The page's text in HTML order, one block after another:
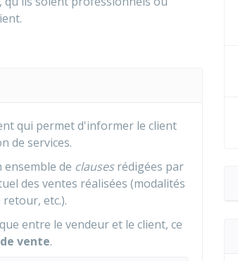
qui permet d'informer le client
de services.
de clausesrédigées par
des ventes réalisées (modalités
etc.).
entre le vendeur et le client, ce
vente.